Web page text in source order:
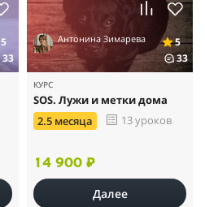
5
33
Антонина Зимарева
5
33
КУРС
SOS. Лужи и метки дома
2.5 месяца 13 уроков
14 900 ₽
Далее